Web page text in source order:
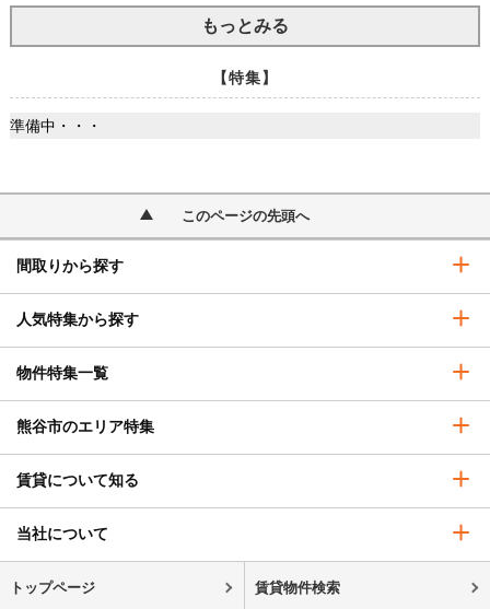
もっとみる
【特集】
準備中・・・
このページの先頭へ
間取りから探す
人気特集から探す
物件特集一覧
熊谷市のエリア特集
賃貸について知る
当社について
トップページ 賃貸物件検索